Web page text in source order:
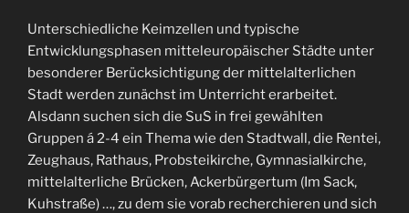
Unterschiedliche Keimzellen und typische
Entwicklungsphasen mitteleuropäischer Städte unter
besonderer Berücksichtigung der mittelalterlichen
Stadt werden zunächst im Unterricht erarbeitet.
Alsdann suchen sich die SuS in frei gewählten
Gruppen á 2-4 ein Thema wie den Stadtwall, die Rentei,
Zeughaus, Rathaus, Probsteikirche, Gymnasialkirche,
mittelalterliche Brücken, Ackerbürgertum (Im Sack,
Kuhstraße) …, zu dem sie vorab recherchieren und sich